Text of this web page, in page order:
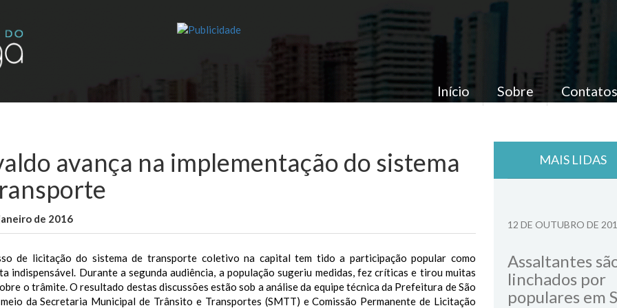
Início Sobre Contatos
avança na implementação do sistema
de 2016
de licitação do sistema de transporte coletivo na capital tem tido a participação popular como
indispensável. Durante a segunda audiência, a população sugeriu medidas, fez críticas e tirou muitas
o trâmite. O resultado destas discussões estão sob a análise da equipe técnica da Prefeitura de São
da Secretaria Municipal de Trânsito e Transportes (SMTT) e Comissão Permanente de Licitação
MAIS LIDAS
12 DE OUTUBRO DE
Assaltantes
linchados por
populares em